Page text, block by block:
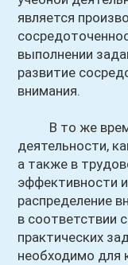
является
выполнении
развитие
внимания.
В то же время
деятельности,
а также в
эффективности
распределение
в соответствии
практических
необходимо для